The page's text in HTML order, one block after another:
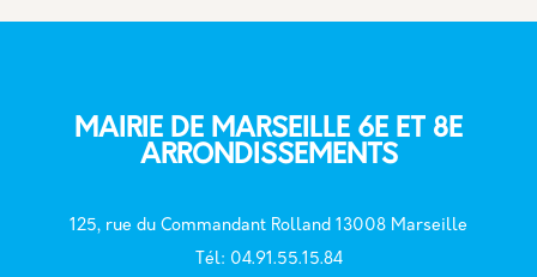
MAIRIE DE MARSEILLE 6E ET 8E
ARRONDISSEMENTS
125, rue du Commandant Rolland 13008 Marseille
Tél: 04.91.55.15.84